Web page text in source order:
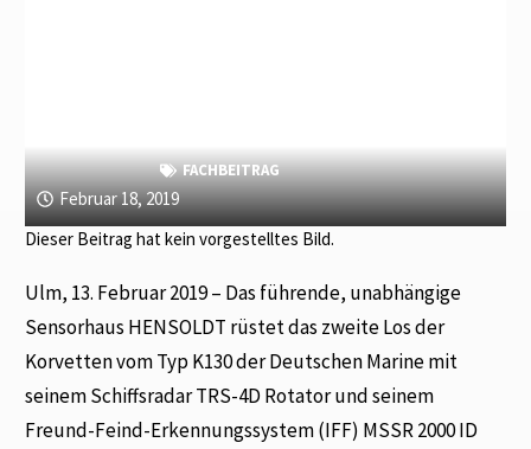
FACHBEITRAG
Februar 18, 2019
Dieser Beitrag hat kein vorgestelltes Bild.
Ulm, 13. Februar 2019 – Das führende, unabhängige
Sensorhaus HENSOLDT rüstet das zweite Los der
Korvetten vom Typ K130 der Deutschen Marine mit
seinem Schiffsradar TRS-4D Rotator und seinem
Freund-Feind-Erkennungssystem (IFF) MSSR 2000 ID